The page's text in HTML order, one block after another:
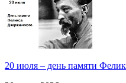
20 июля – день памяти